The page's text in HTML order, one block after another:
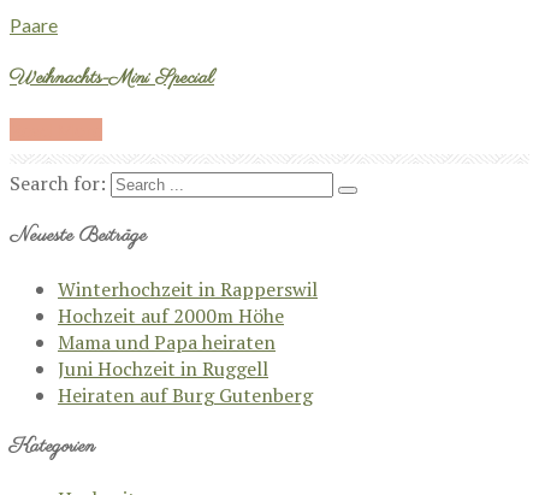
Paare
Weihnachts-Mini Special
Search for:
Neueste Beiträge
Winterhochzeit in Rapperswil
Hochzeit auf 2000m Höhe
Mama und Papa heiraten
Juni Hochzeit in Ruggell
Heiraten auf Burg Gutenberg
Kategorien